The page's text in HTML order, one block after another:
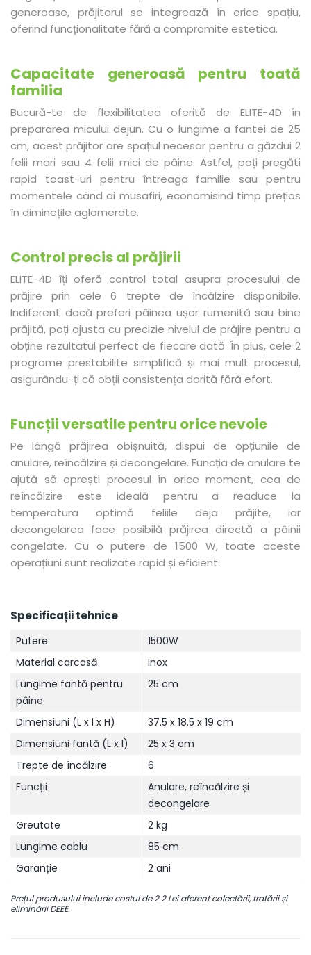
generoase, prăjitorul se integrează în orice spațiu,
oferind funcționalitate fără a compromite estetica.
Capacitate generoasă pentru toată
familia
Bucură-te de flexibilitatea oferită de ELITE-4D în
prepararea micului dejun. Cu o lungime a fantei de 25
cm, acest prăjitor are spațiul necesar pentru a găzdui 2
felii mari sau 4 felii mici de pâine. Astfel, poți pregăti
rapid toast-uri pentru întreaga familie sau pentru
momentele când ai musafiri, economisind timp prețios
în diminețile aglomerate.
Control precis al prăjirii
ELITE-4D îți oferă control total asupra procesului de
prăjire prin cele 6 trepte de încălzire disponibile.
Indiferent dacă preferi pâinea ușor rumenită sau bine
prăjită, poți ajusta cu precizie nivelul de prăjire pentru a
obține rezultatul perfect de fiecare dată. În plus, cele 2
programe prestabilite simplifică și mai mult procesul,
asigurându-ți că obții consistența dorită fără efort.
Funcții versatile pentru orice nevoie
Pe lângă prăjirea obișnuită, dispui de opțiunile de
anulare, reîncălzire și decongelare. Funcția de anulare te
ajută să oprești procesul în orice moment, cea de
reîncălzire este ideală pentru a readuce la
temperatura optimă feliile deja prăjite, iar
decongelarea face posibilă prăjirea directă a pâinii
congelate. Cu o putere de 1500 W, toate aceste
operațiuni sunt realizate rapid și eficient.
Specificații tehnice
Putere
1500W
Material carcasă
Inox
Lungime fantă pentru
pâine
25 cm
Dimensiuni (L x l x H)
37.5 x 18.5 x 19 cm
Dimensiuni fantă (L x l)
25 x 3 cm
Trepte de încălzire
6
Funcții
Anulare, reîncălzire și
decongelare
Greutate
2 kg
Lungime cablu
85 cm
Garanție
2 ani
Prețul produsului include costul de 2.2 Lei aferent colectării, tratării și
eliminării DEEE.